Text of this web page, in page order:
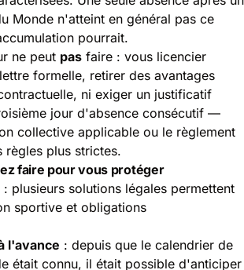
Monde n'atteint en général pas ce
pourrait.
ne peut pas faire : vous licencier
formelle, retirer des avantages
ni exiger un justificatif
jour d'absence consécutif —
collective applicable ou le règlement
règles plus strictes.
faire pour vous protéger
plusieurs solutions légales permettent
sportive et obligations
l'avance : depuis que le calendrier de
était connu, il était possible d'anticiper